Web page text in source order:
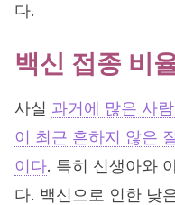
다.
백신 접종 비
사실 과거에 많은 사
이 최근 흔하지 않은
이다. 특히 신생아와
다. 백신으로 인한 낮